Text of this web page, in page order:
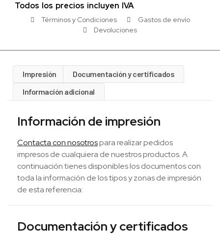
Todos los precios incluyen IVA
Términos y Condiciones
Gastos de envío
Devoluciones
Impresión
Documentación y certificados
Información adicional
Información de impresión
Contacta con nosotrospara realizar pedidos
impresos de cualquiera de nuestros productos. A
continuación tienes disponibles los documentos con
toda la información de los tipos y zonas de impresión
de esta referencia:
Documentación y certificados